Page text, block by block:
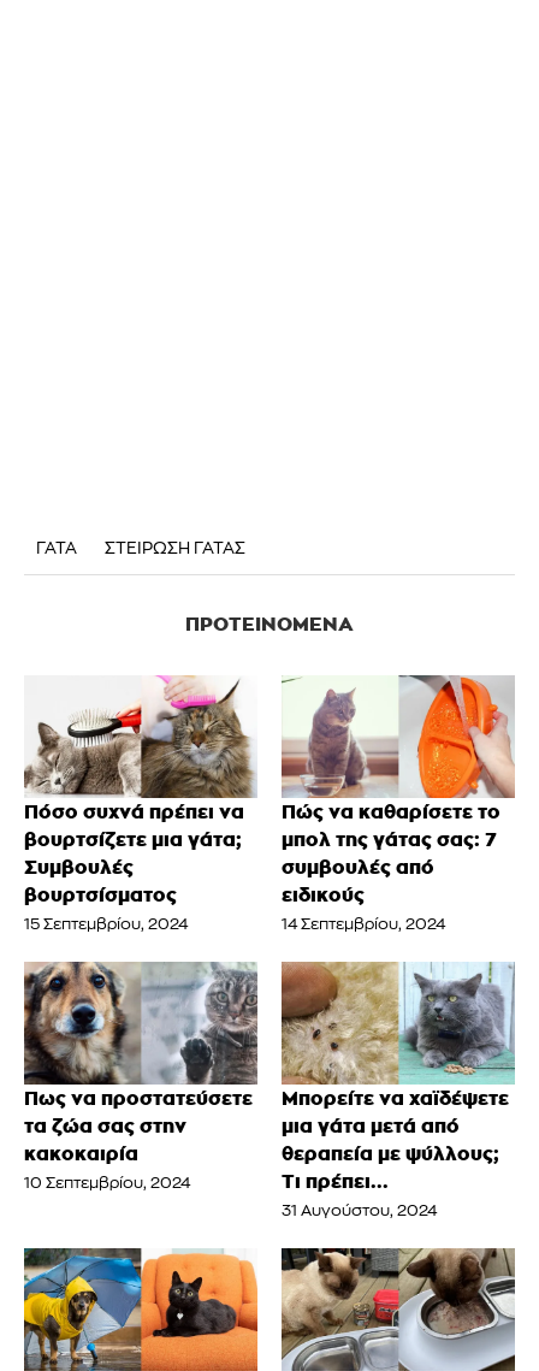
ΓΑΤΑ ΣΤΕΙΡΩΣΗ ΓΑΤΑΣ
ΠΡΟΤΕΙΝΌΜΕΝΑ
Πόσο συχνά πρέπει να
βουρτσίζετε μια γάτα;
Συμβουλές
βουρτσίσματος
15 Σεπτεμβρίου, 2024
Πώς να καθαρίσετε το
μπολ της γάτας σας: 7
συμβουλές από
ειδικούς
14 Σεπτεμβρίου, 2024
Πως να προστατεύσετε
τα ζώα σας στην
κακοκαιρία
10 Σεπτεμβρίου, 2024
Μπορείτε να χαϊδέψετε
μια γάτα μετά από
θεραπεία με ψύλλους;
Τι πρέπει...
31 Αυγούστου, 2024